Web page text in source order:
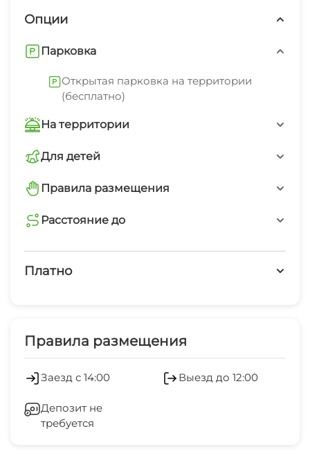
другую сторону и Вы в центре Адлера.
В квартире есть все для комфортного
- 2 дивана которые раскладываются
фен, утюг, гладильная доска. WiFi.
Опции
Парковка
Открытая парковка на территории
(бесплатно)
На территории
Интернет Wi-Fi
Детская площадка
Дети любого возраста
Для детей
детская площадка
Правила размещения
запрещено курить
минимальный заезд от 3 суток
Расстояние до
остановка общественного транспорта
Платно
Стиральная машина
Правила размещения
Заезд с 14:00 Выезд до 12:00
Депозит не
требуется